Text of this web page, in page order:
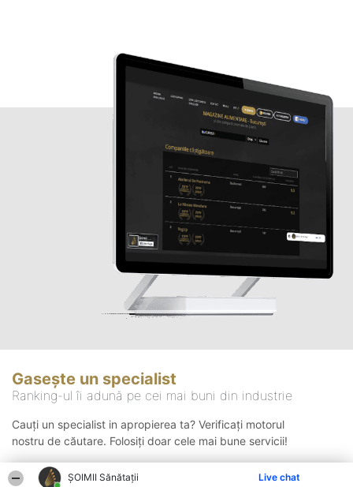
ŞOIMII Sănătații Live chat
Gasește un specialist
Ranking-ul îi adună pe cei mai buni din industrie
Cauți un specialist in apropierea ta? Verificați motorul
nostru de căutare. Folosiți doar cele mai bune servicii!